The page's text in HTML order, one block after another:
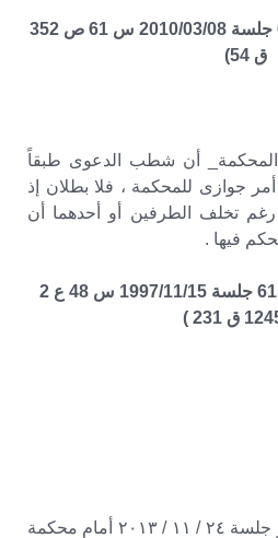
(الطعن رقم 839 لسنة 68 جلسة 2010/03/08 س 61 ص 352
ق 54)
أن شطب الدعوى طبقاً
مرافعات أمر جوازى للمحكمة ، فلا بطلان إذ
تخلف الطرفين أو أحدهما أن
فيها .
(الطعن رقم 4424 لسنة 61 جلسة 1997/11/15 س 48 ع 2
(( إذ كان الثابت من محضر جلسة ٢٤ / ١١ / ٢٠١٣ أمام محكمة